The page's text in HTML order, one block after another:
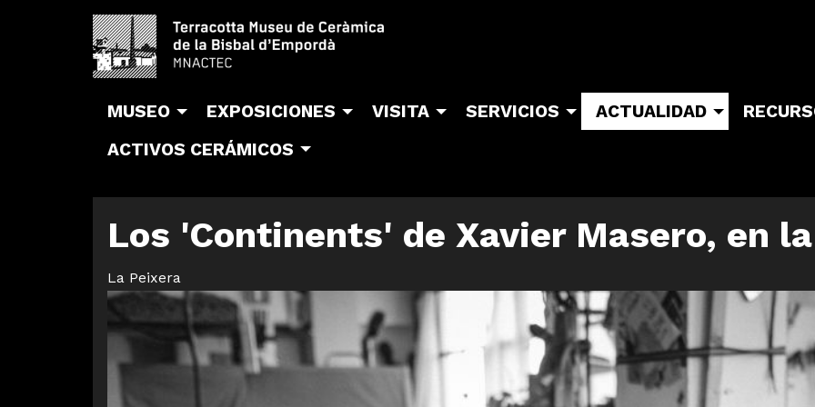
MUSEO EXPOSICIONES VISITA SERVICIOS ACTUALIDAD
ACTIVOS CERÁMICOS
Los 'Continents' de Xavier Masero, en
La Peixera